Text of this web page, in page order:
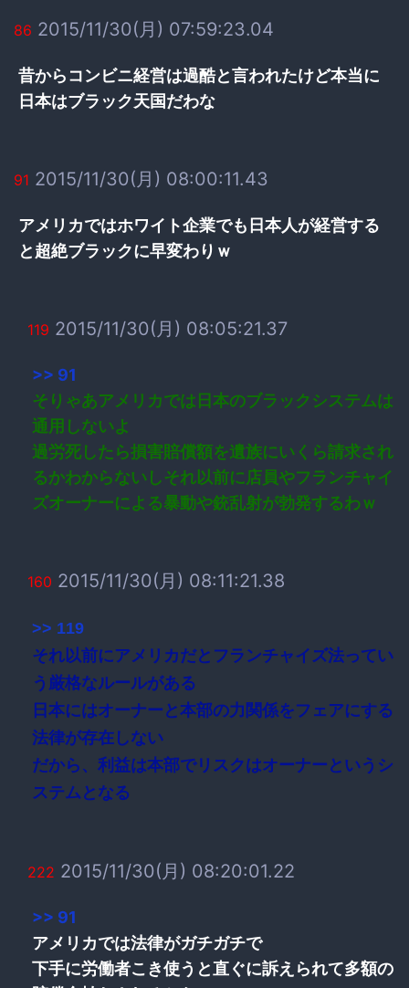
86 2015/11/30(月) 07:59:23.04
昔からコンビニ経営は過酷と言われたけど本当に
日本はブラック天国だわな
91 2015/11/30(月) 08:00:11.43
アメリカではホワイト企業でも日本人が経営する
と超絶ブラックに早変わりｗ
119 2015/11/30(月) 08:05:21.37
>> 91
そりゃあアメリカでは日本のブラックシステムは
通用しないよ
過労死したら損害賠償額を遺族にいくら請求され
るかわからないしそれ以前に店員やフランチャイ
ズオーナーによる暴動や銃乱射が勃発するわｗ
160 2015/11/30(月) 08:11:21.38
>> 119
それ以前にアメリカだとフランチャイズ法ってい
う厳格なルールがある
日本にはオーナーと本部の力関係をフェアにする
法律が存在しない
だから、利益は本部でリスクはオーナーというシ
ステムとなる
222 2015/11/30(月) 08:20:01.22
>> 91
アメリカでは法律がガチガチで
下手に労働者こき使うと直ぐに訴えられて多額の